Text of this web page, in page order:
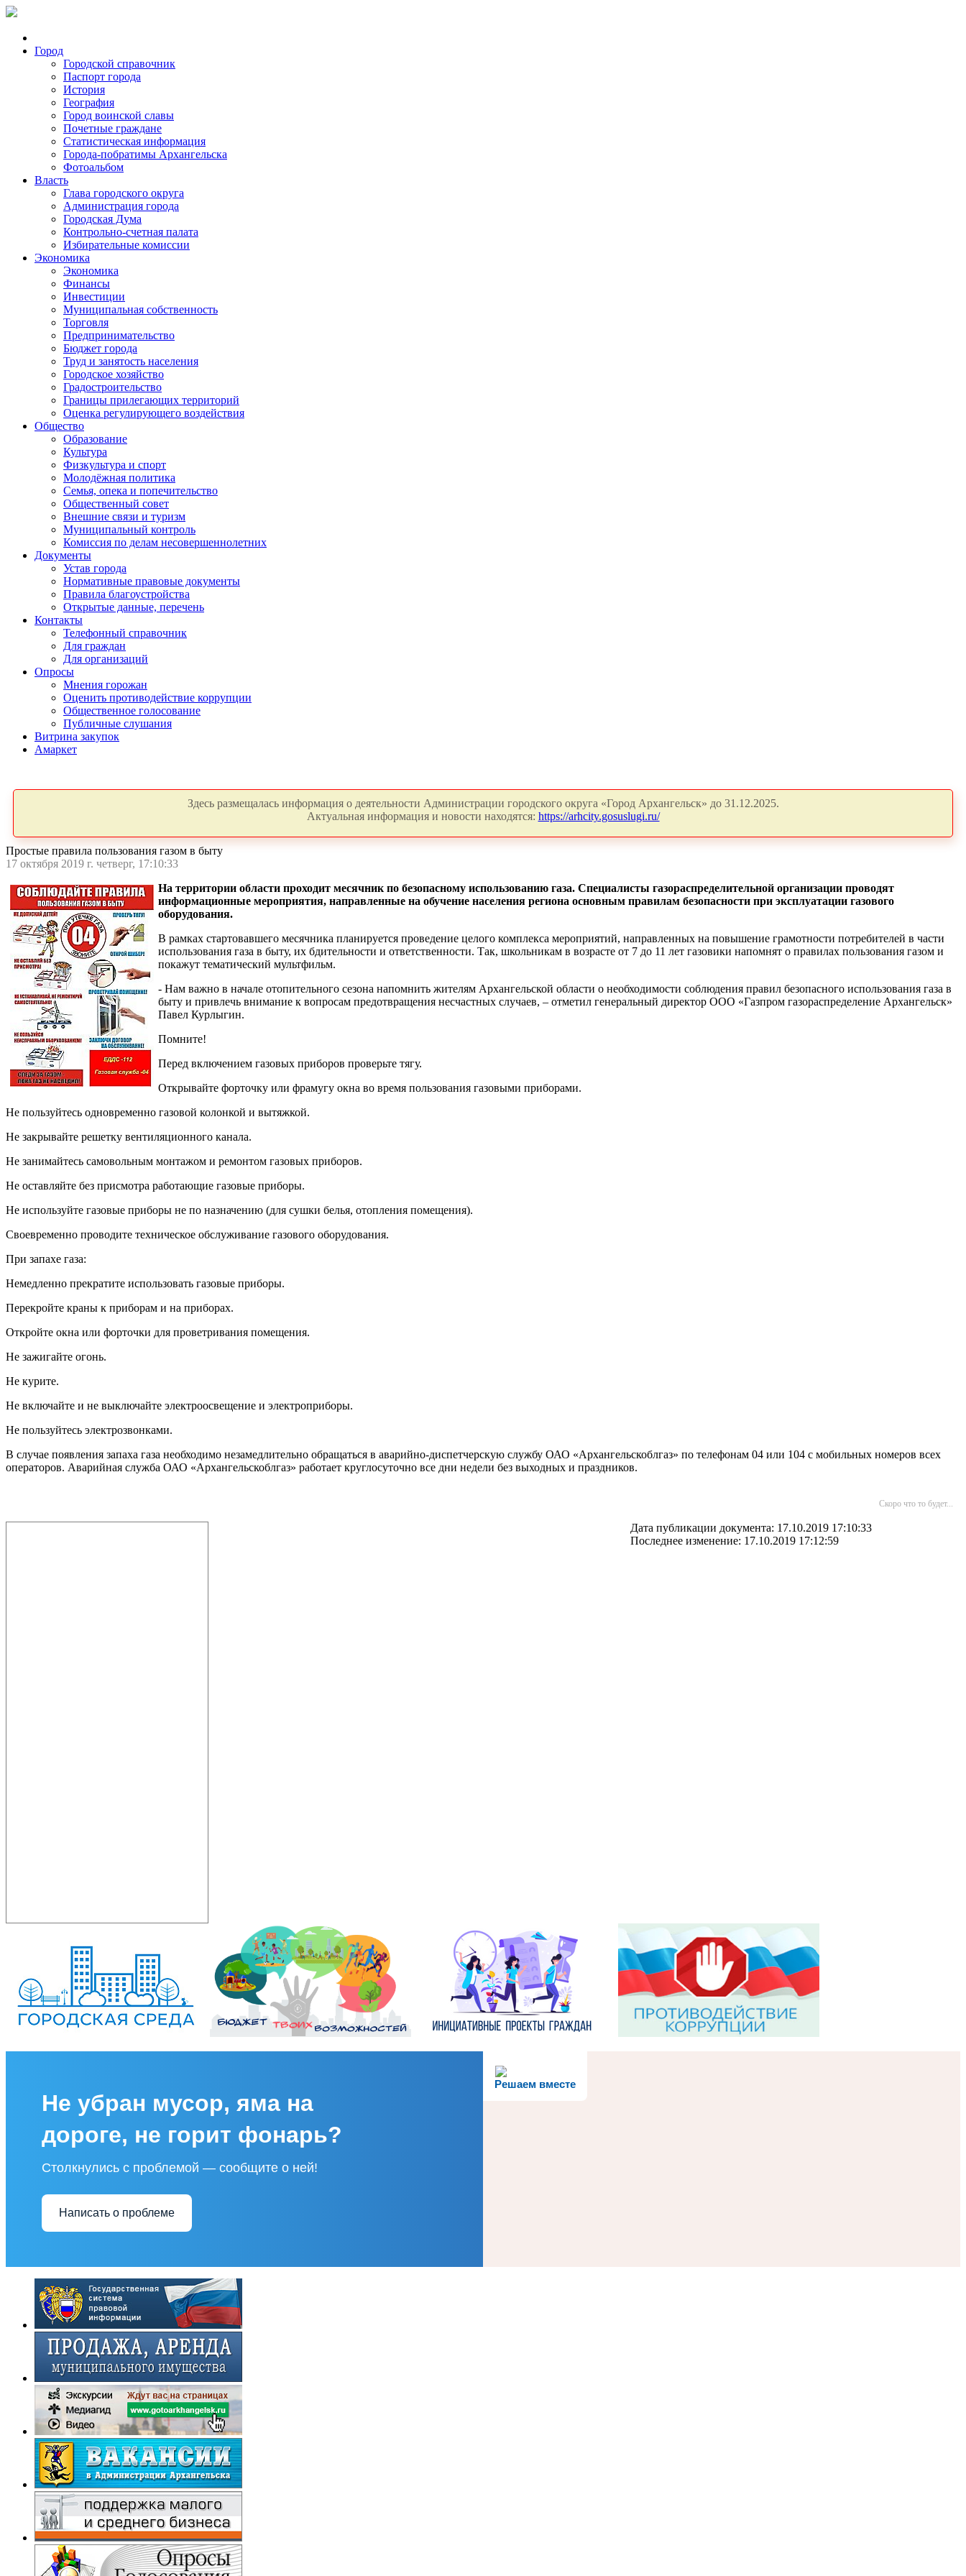
Город
Городской справочник
Паспорт города
История
География
Город воинской славы
Почетные граждане
Статистическая информация
Города-побратимы Архангельска
Фотоальбом
Власть
Глава городского округа
Администрация города
Городская Дума
Контрольно-счетная палата
Избирательные комиссии
Экономика
Экономика
Финансы
Инвестиции
Муниципальная собственность
Торговля
Предпринимательство
Бюджет города
Труд и занятость населения
Городское хозяйство
Градостроительство
Границы прилегающих территорий
Оценка регулирующего воздействия
Общество
Образование
Культура
Физкультура и спорт
Молодёжная политика
Семья, опека и попечительство
Общественный совет
Внешние связи и туризм
Муниципальный контроль
Комиссия по делам несовершеннолетних
Документы
Устав города
Нормативные правовые документы
Правила благоустройства
Открытые данные, перечень
Контакты
Телефонный справочник
Для граждан
Для организаций
Опросы
Мнения горожан
Оценить противодействие коррупции
Общественное голосование
Публичные слушания
Витрина закупок
Амаркет
Здесь размещалась информация о деятельности Администрации городского округа «Город Архангельск» до 31.12.2025.
Актуальная информация и новости находятся: https://arhcity.gosuslugi.ru/
Простые правила пользования газом в быту
17 октября 2019 г. четверг, 17:10:33
На территории области проходит месячник по безопасному использованию газа. Специалисты газораспределительной организации проводят
информационные мероприятия, направленные на обучение населения региона основным правилам безопасности при эксплуатации газового
оборудования.
В рамках стартовавшего месячника планируется проведение целого комплекса мероприятий, направленных на повышение грамотности потребителей в части
использования газа в быту, их бдительности и ответственности. Так, школьникам в возрасте от 7 до 11 лет газовики напомнят о правилах пользования газом и
покажут тематический мультфильм.
- Нам важно в начале отопительного сезона напомнить жителям Архангельской области о необходимости соблюдения правил безопасного использования газа в
быту и привлечь внимание к вопросам предотвращения несчастных случаев, – отметил генеральный директор ООО «Газпром газораспределение Архангельск»
Павел Курлыгин.
Помните!
Перед включением газовых приборов проверьте тягу.
Открывайте форточку или фрамугу окна во время пользования газовыми приборами.
Не пользуйтесь одновременно газовой колонкой и вытяжкой.
Не закрывайте решетку вентиляционного канала.
Не занимайтесь самовольным монтажом и ремонтом газовых приборов.
Не оставляйте без присмотра работающие газовые приборы.
Не используйте газовые приборы не по назначению (для сушки белья, отопления помещения).
Своевременно проводите техническое обслуживание газового оборудования.
При запахе газа:
Немедленно прекратите использовать газовые приборы.
Перекройте краны к приборам и на приборах.
Откройте окна или форточки для проветривания помещения.
Не зажигайте огонь.
Не курите.
Не включайте и не выключайте электроосвещение и электроприборы.
Не пользуйтесь электрозвонками.
В случае появления запаха газа необходимо незамедлительно обращаться в аварийно-диспетчерскую службу ОАО «Архангельскоблгаз» по телефонам 04 или 104 с мобильных номеров всех
операторов. Аварийная служба ОАО «Архангельскоблгаз» работает круглосуточно все дни недели без выходных и праздников.
Скоро что то будет...
Дата публикации документа: 17.10.2019 17:10:33
Последнее изменение: 17.10.2019 17:12:59
Решаем вместе
Не убран мусор, яма на
дороге, не горит фонарь?
Столкнулись с проблемой — сообщите о ней!
Написать о проблеме